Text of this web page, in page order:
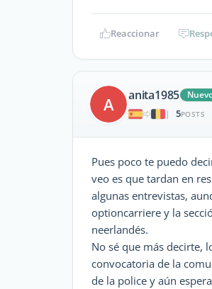
Reaccionar
A anita1985
|
5POSTS
Pues poco te puedo
veo es que tardan en
algunas entrevistas,
optioncarriere y la
neerlandés.
No sé que más decirte,
convocatoria de la
de la police y aún